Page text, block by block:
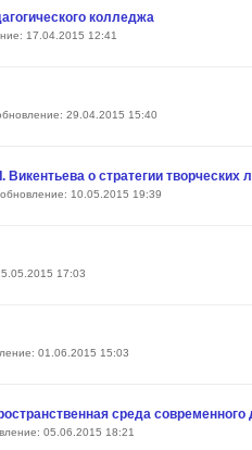
колледжа
17.04.2015 12:41
29.04.2015 15:40
Викентьева о стратегии творческих
10.05.2015 19:39
17:03
01.06.2015 15:03
среда современного
05.06.2015 18:21